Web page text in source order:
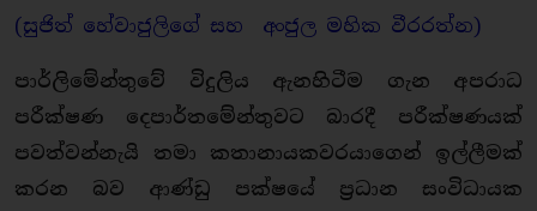
(සුජිත් හේවාජුලිගේ සහ අංජුල මහික වීරරත්න)
පාර්ලිමේන්තුවේ විදුලිය ඇනහිටීම ගැන අපරාධ
පරීක්ෂණ දෙපාර්තමේන්තුවට බාරදී පරීක්ෂණයක්
පවත්වන්නැයි තමා කතානායකවරයාගෙන් ඉල්ලීමක්
කරන බව ආණ්ඩු පක්ෂයේ ප්‍රධාන සංවිධායක